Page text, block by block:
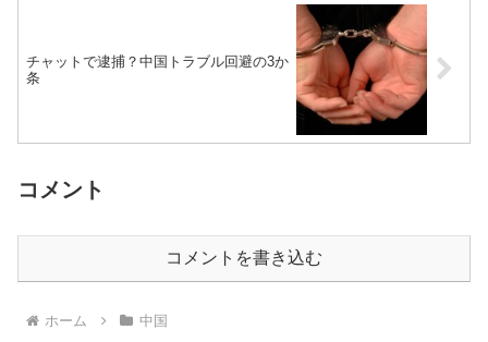
チャットで逮捕？中国トラブル回避の3か
条
コメント
コメントを書き込む
ホーム 中国